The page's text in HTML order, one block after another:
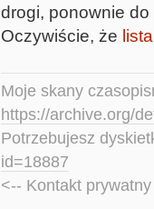
drogi, ponownie do
Oczywiście, że lista
Moje skany
https://archive.org/
Potrzebujesz
id=18887
<-- Kontakt